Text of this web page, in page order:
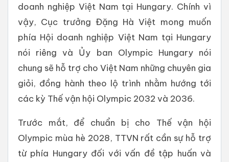
doanh nghiệp Việt Nam tại Hungary. Chính vì
vậy, Cục trưởng Đặng Hà Việt mong muốn
phía Hội doanh nghiệp Việt Nam tại Hungary
nói riêng và Ủy ban Olympic Hungary nói
chung sẽ hỗ trợ cho Việt Nam những chuyên gia
giỏi, đồng hành theo lộ trình nhằm hướng tới
các kỳ Thế vận hội Olympic 2032 và 2036.
Trước mắt, để chuẩn bị cho Thế vận hội
Olympic mùa hè 2028, TTVN rất cần sự hỗ trợ
từ phía Hungary đối với vấn đề tập huấn và